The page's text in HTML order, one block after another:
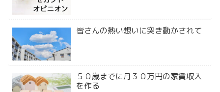
皆さんの熱い想いに突き動かされて
５０歳までに月３０万円の家賃収入
を作る